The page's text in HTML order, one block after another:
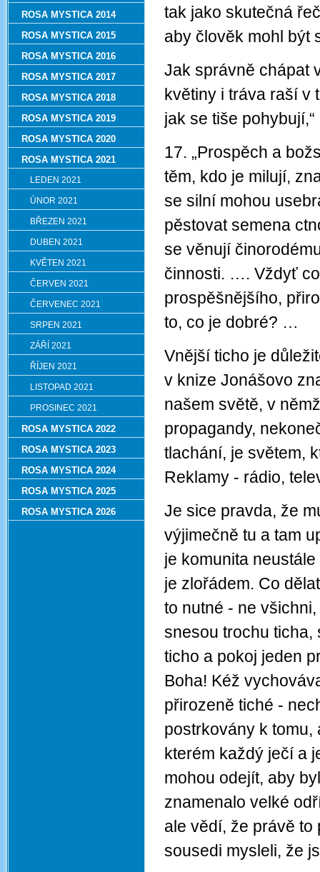
tak jako skutečná
aby člověk mohl
Jak správně chápat
květiny i tráva raší v
jak se tiše
17. „Prospěch a
těm, kdo je milují,
se silní mohou
pěstovat semena
se věnují
činnosti. …. Vždyť
prospěšnějšího,
to, co je dobré? …
Vnější ticho je
v knize Jonášovo
našem světě, v
propagandy,
tlachání, je světem,
Reklamy - rádio,
Je sice pravda, že
výjimečně tu a tam
je komunita
je zlořádem. Co
to nutné - ne
snesou trochu ticha,
ticho a pokoj jeden
Boha! Kéž
přirozeně tiché -
postrkovány k tomu,
kterém každý ječí a
mohou odejít, aby
znamenalo velké
ale vědí, že právě to
sousedi mysleli, že
ROSA MYSTICA 2014
ROSA MYSTICA 2015
ROSA MYSTICA 2016
ROSA MYSTICA 2017
ROSA MYSTICA 2018
ROSA MYSTICA 2019
ROSA MYSTICA 2020
ROSA MYSTICA 2021
LEDEN 2021
ÚNOR 2021
BŘEZEN 2021
DUBEN 2021
KVĚTEN 2021
ČERVEN 2021
ČERVENEC 2021
SRPEN 2021
ZÁŘÍ 2021
ŘÍJEN 2021
LISTOPAD 2021
PROSINEC 2021
ROSA MYSTICA 2022
ROSA MYSTICA 2023
ROSA MYSTICA 2024
ROSA MYSTICA 2025
ROSA MYSTICA 2026